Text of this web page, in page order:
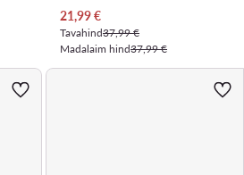
Praegune hind
21,99€
Tavahind37,99 €
Madalaim hind37,99 €